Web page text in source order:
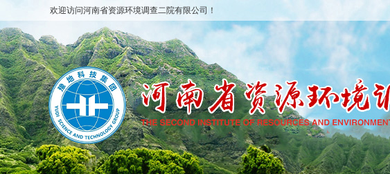
欢迎访问河南省资源环境调查二院有限公司！